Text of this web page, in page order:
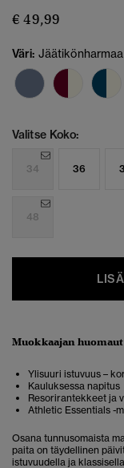
€ 49,99
Väri:
Valitse Koko:
34 36
48
Muokkaajan
Ylisuuri istuvuus –
Kauluksessa napitus
Resorirantekkeet ja
Athletic Essentials -
Osana tunnusomaista
paita on täydellinen
istuvuudella ja